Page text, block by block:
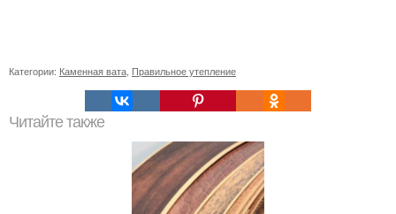
Категории: Каменная вата Правильное утепление
Читайте также